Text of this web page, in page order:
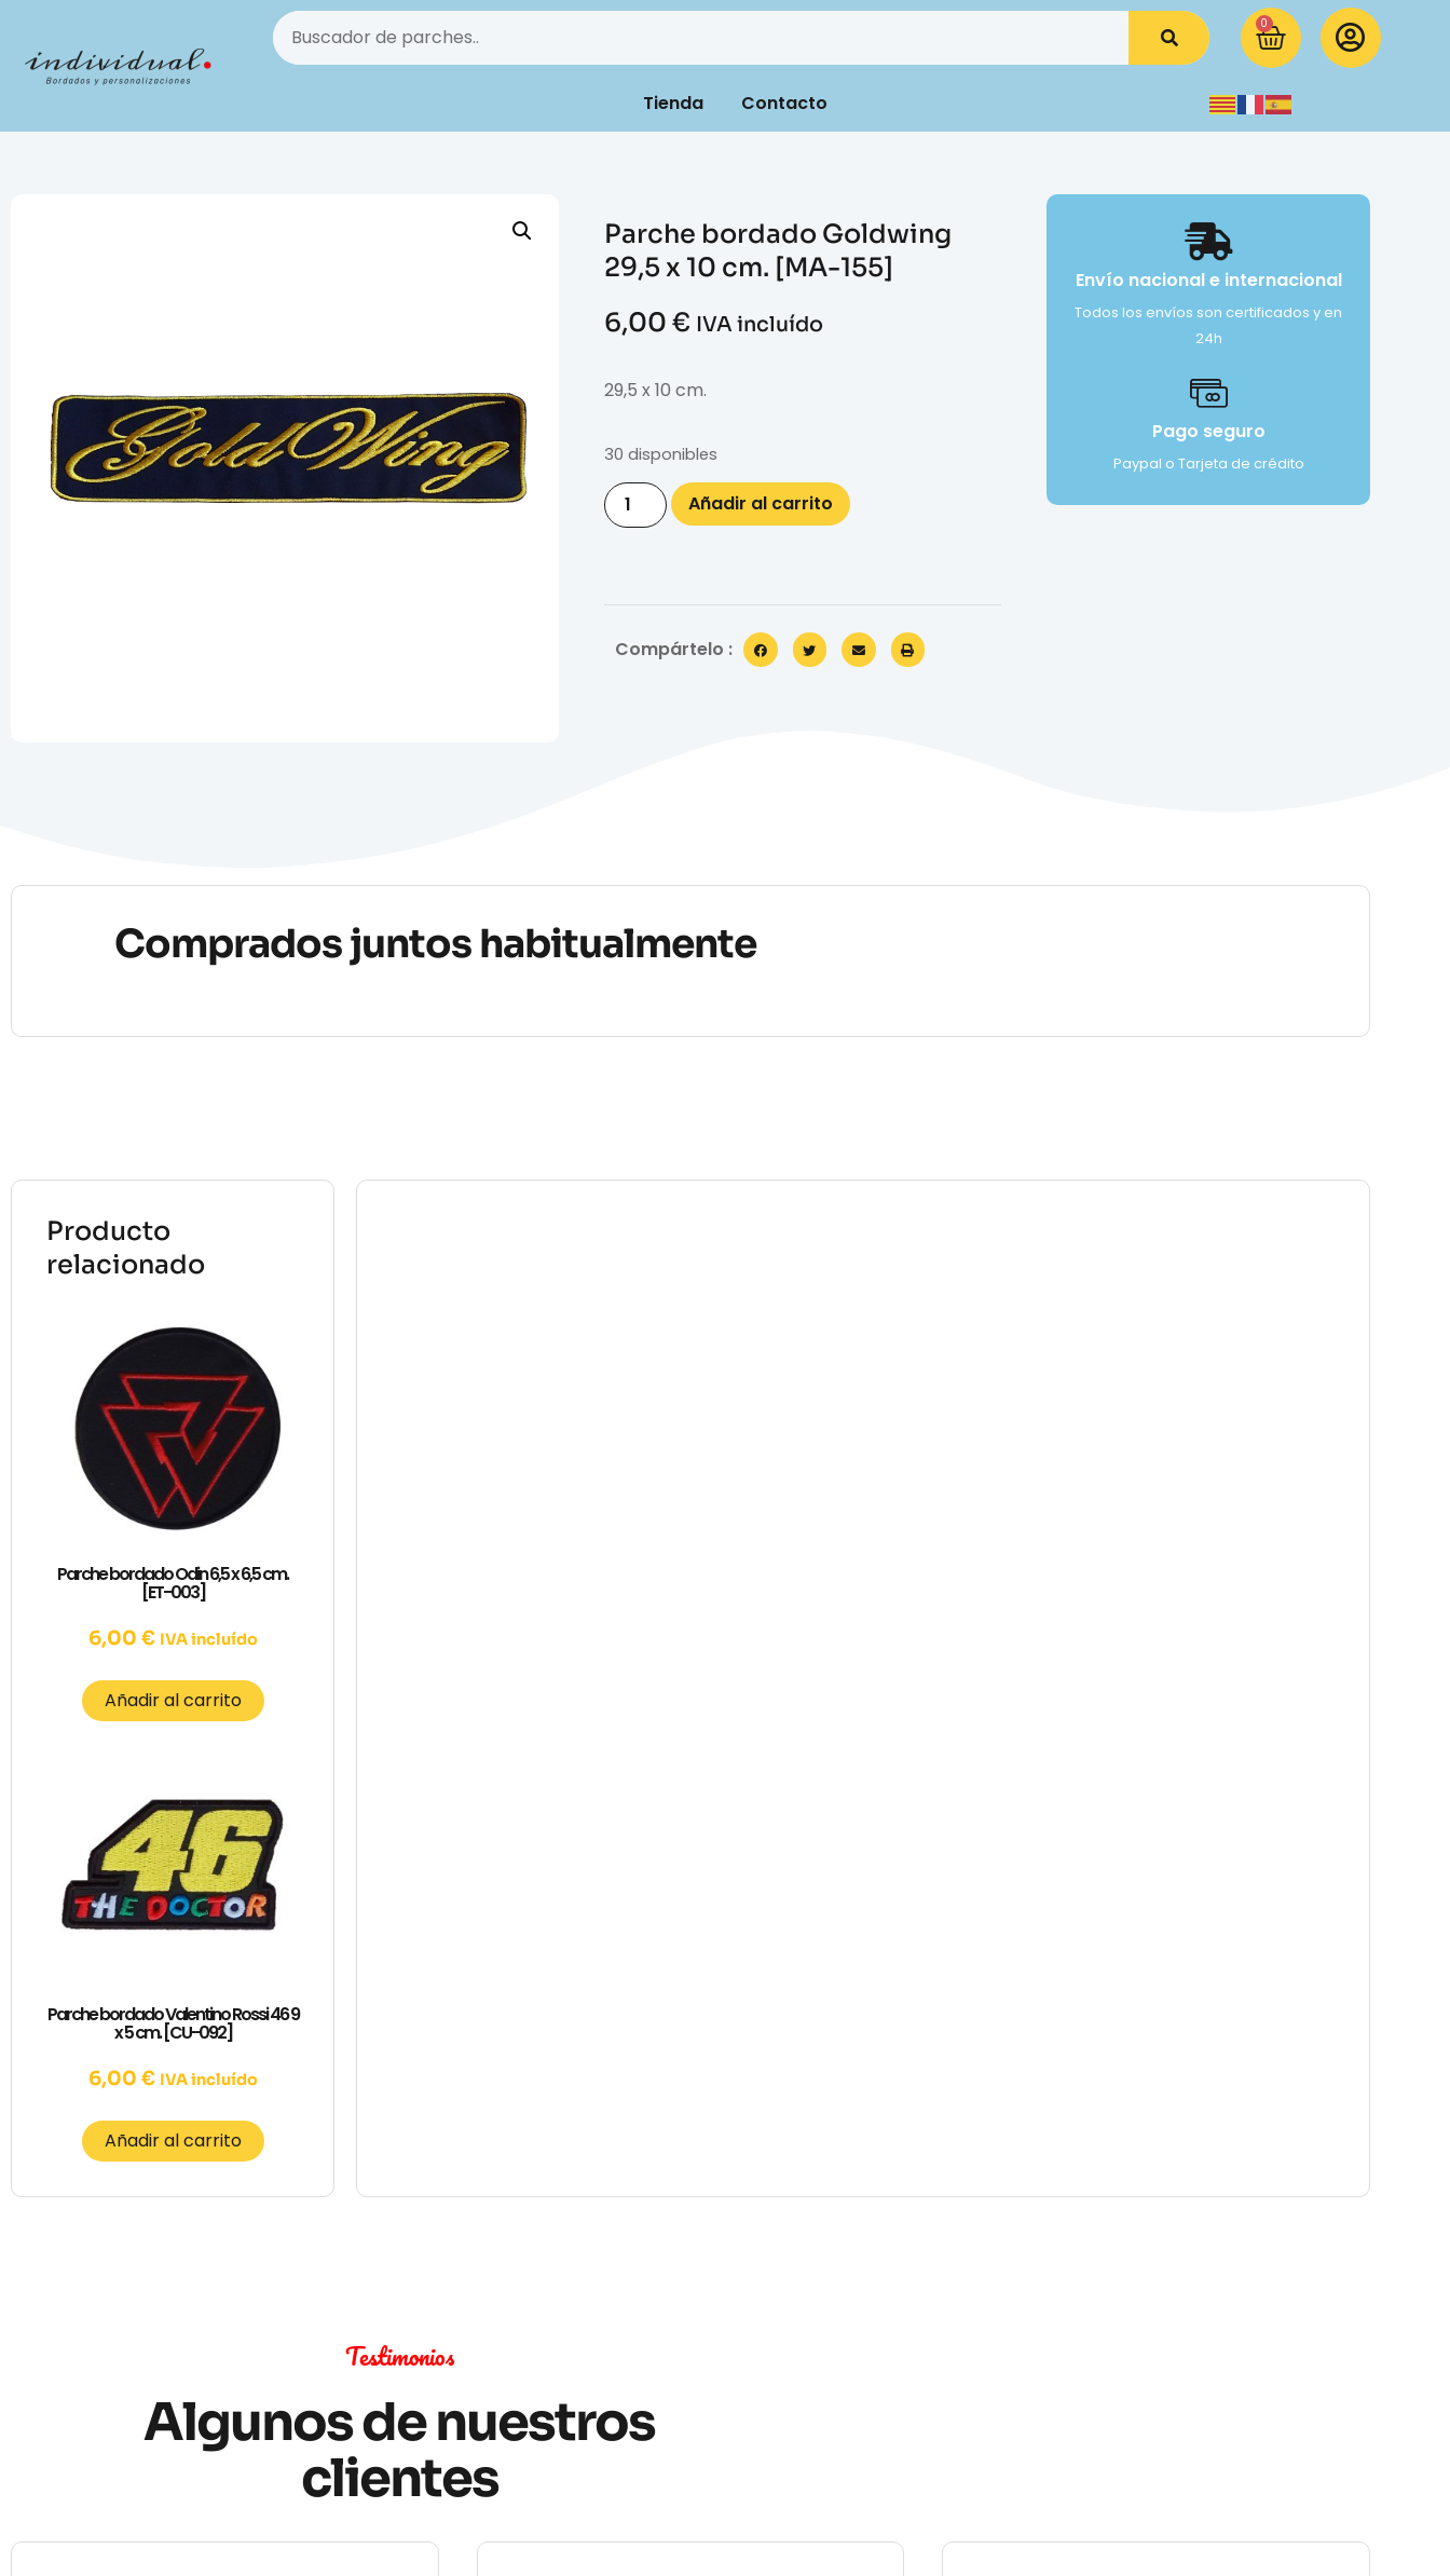
0
Tienda Contacto
Parche bordado Goldwing
29,5 x 10 cm. [MA-155]
6,00 € IVA incluído
29,5 x 10 cm.
30 disponibles
Añadir al carrito
Compártelo :
Envío nacional e internacional
Todos los envíos son certificados y en
24h
Pago seguro
Paypal o Tarjeta de crédito
Comprados juntos habitualmente
Producto
relacionado
Parche bordado Odin 6,5 x 6,5 cm.
[ET-003]
6,00 € IVA incluído
Añadir al carrito
Parche bordado Valentino Rossi 46 9
x 5 cm. [CU-092]
6,00 € IVA incluído
Añadir al carrito
Testimonios
Algunos de nuestros
clientes